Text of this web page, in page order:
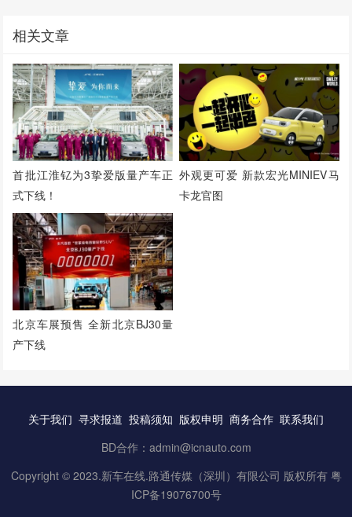
相关文章
首批江淮钇为3挚爱版量产车正
式下线！
外观更可爱 新款宏光MINIEV马
卡龙官图
北京车展预售 全新北京BJ30量
产下线
关于我们 寻求报道 投稿须知 版权申明 商务合作 联系我们
BD合作：admin@icnauto.com
Copyright © 2023.新车在线.路通传媒（深圳）有限公司 版权所有 粤
ICP备19076700号